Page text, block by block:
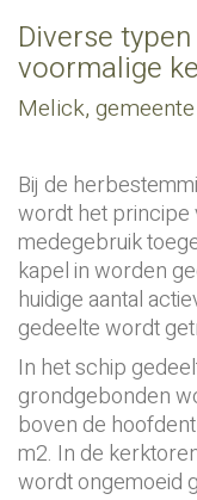
Diverse
voormalige
Melick,
Bij de
wordt het principe
medegebruik
kapel in worden
huidige aantal
gedeelte wordt
In het schip
grondgebonden
boven de
m2. In de
wordt ongemoeid